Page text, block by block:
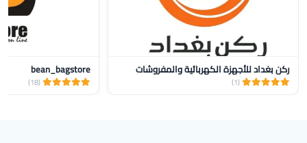
ركن بغداد للأجهزة الكهربائية والمفروشات
(1)
bean_bagstore
(18)